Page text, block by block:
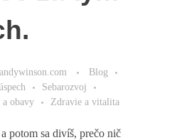
Blog
Sebarozvoj
a obavy Zdravie a vitalita
potom sa divíš, prečo nič